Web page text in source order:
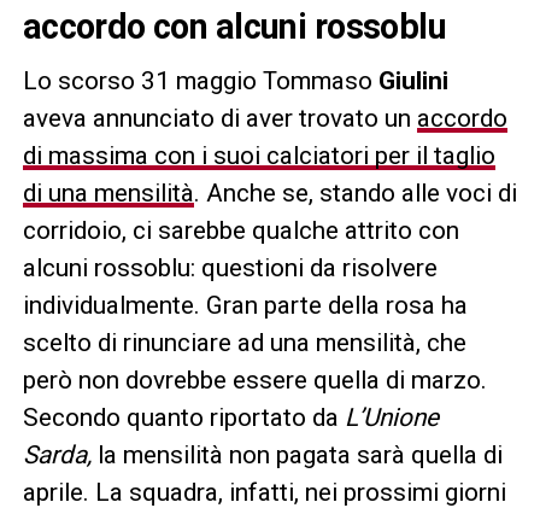
accordo con alcuni rossoblu
Lo scorso 31 maggio Tommaso Giulini
aveva annunciato di aver trovato un accordo
di massima con i suoi calciatori per il taglio
di una mensilità. Anche se, stando alle voci di
corridoio, ci sarebbe qualche attrito con
alcuni rossoblu: questioni da risolvere
individualmente. Gran parte della rosa ha
scelto di rinunciare ad una mensilità, che
però non dovrebbe essere quella di marzo.
Secondo quanto riportato da L’Unione
Sarda, la mensilità non pagata sarà quella di
aprile. La squadra, infatti, nei prossimi giorni